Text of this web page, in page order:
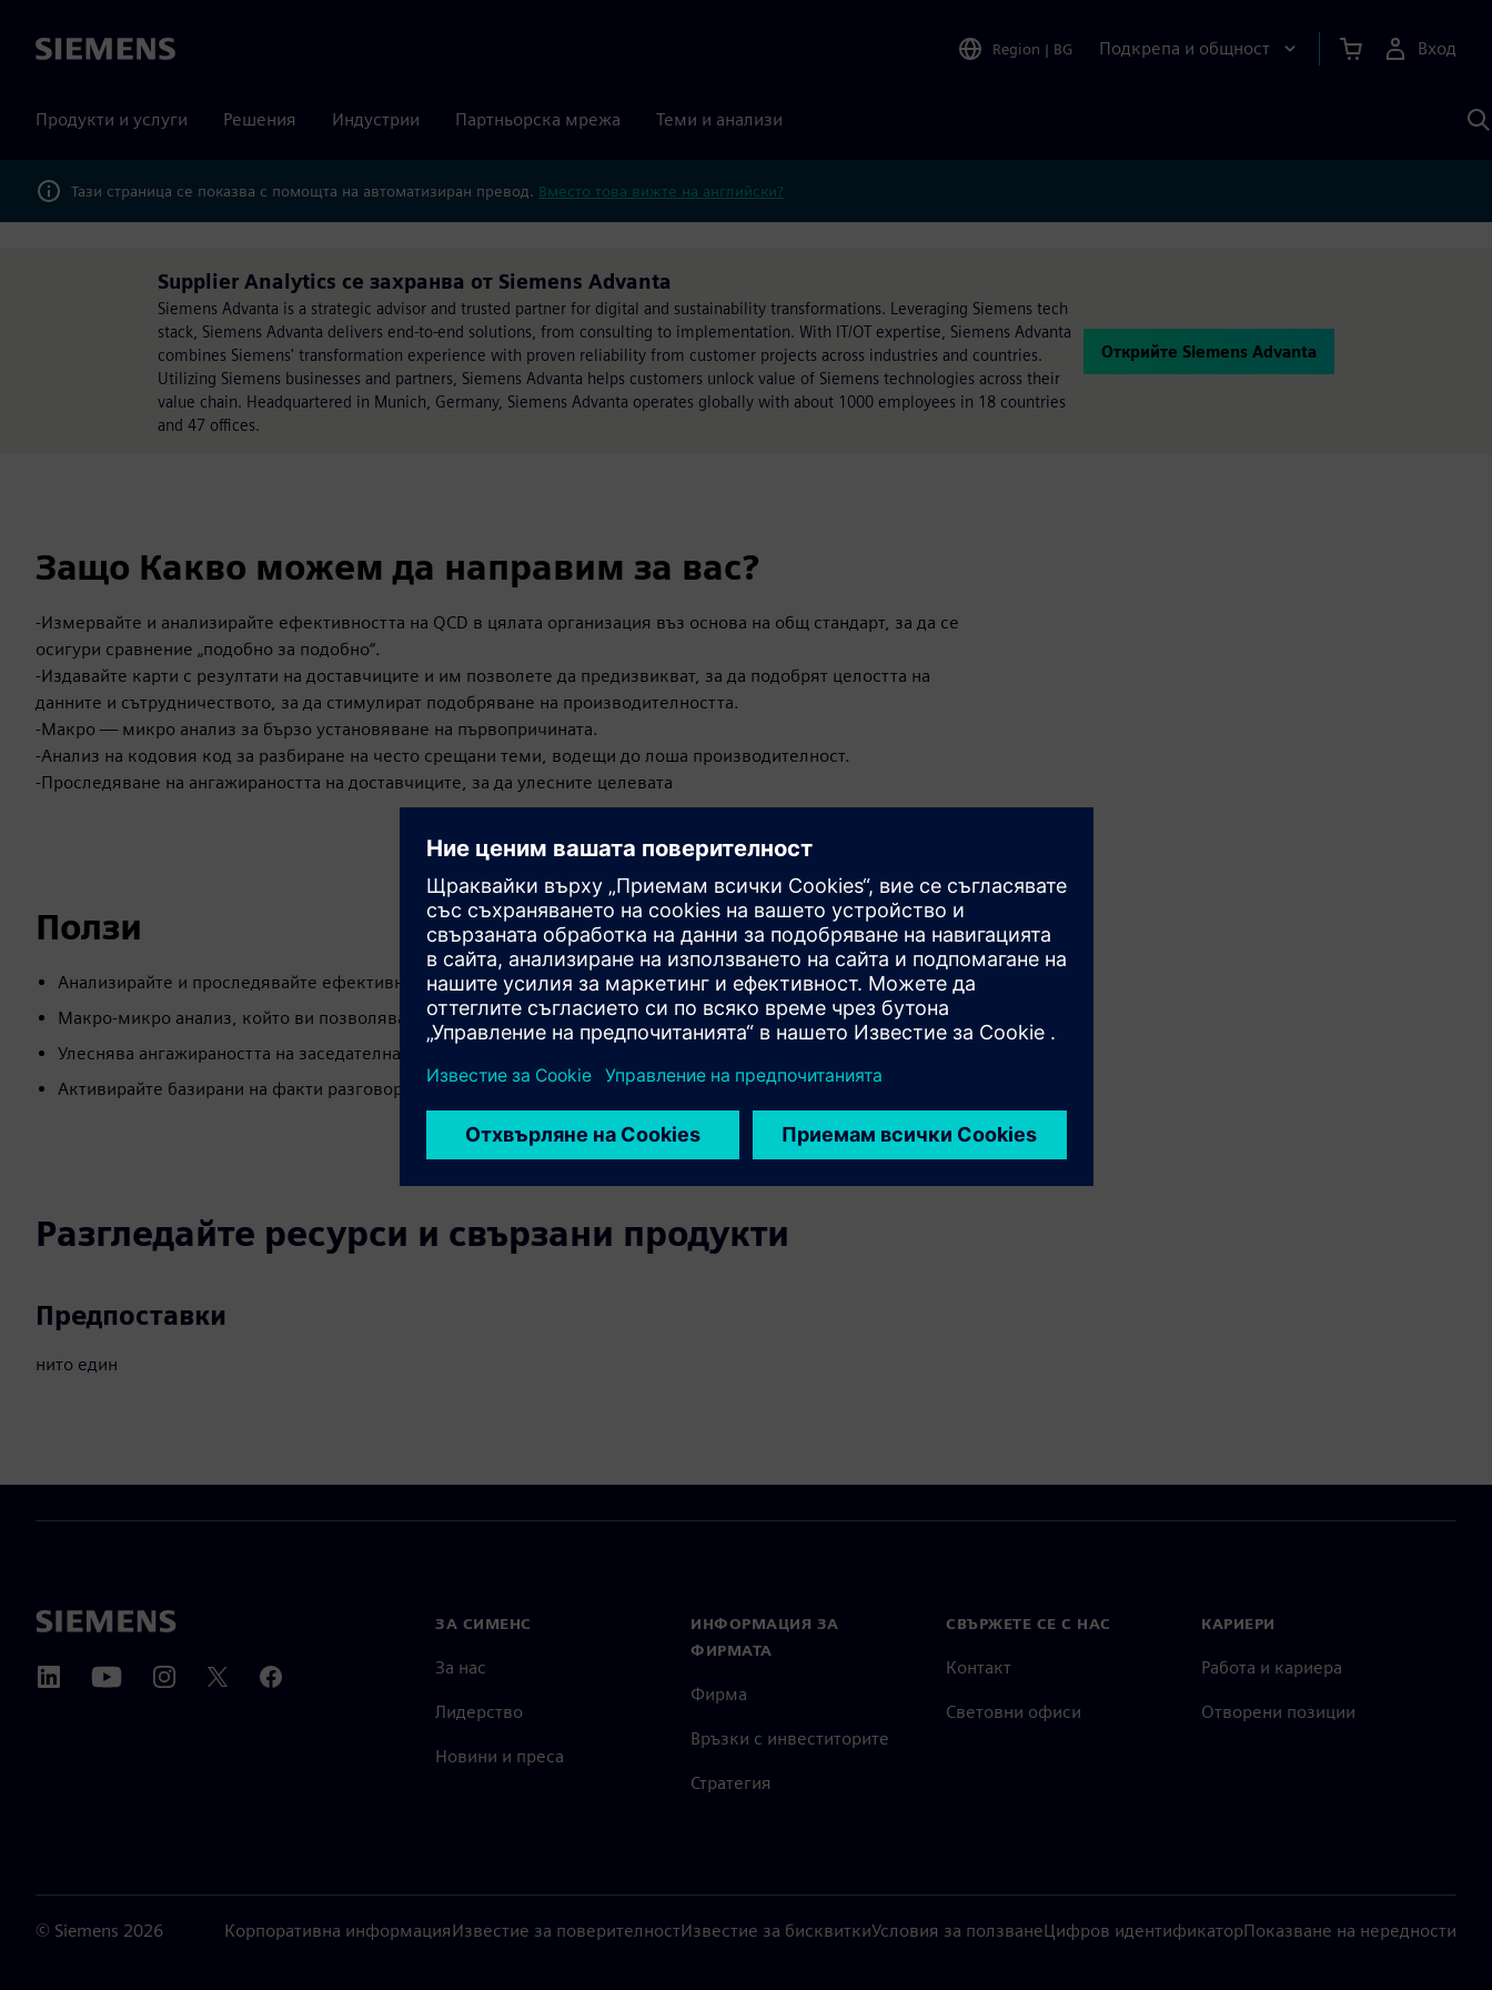
Siemens Region | BG Подкрепа и общност Вход
Продукти и услуги Решения Индустрии Партньорска мрежа Теми и анализи
с
Тази страница се показва с помощта на автоматизиран превод. Вместо това вижте на английски?
Supplier Analytics се захранва от Siemens Advanta
Siemens Advanta is a strategic advisor and trusted partner for digital and sustainability transformations. Leveraging Siemens tech
stack, Siemens Advanta delivers end-to-end solutions, from consulting to implementation. With IT/OT expertise, Siemens Advanta
combines Siemens' transformation experience with proven reliability from customer projects across industries and countries.
Utilizing Siemens businesses and partners, Siemens Advanta helps customers unlock value of Siemens technologies across their
value chain. Headquartered in Munich, Germany, Siemens Advanta operates globally with about 1000 employees in 18 countries
and 47 offices.
Открийте Siemens Advanta
Защо Какво можем да направим за вас?
-Измервайте и анализирайте ефективността на QCD в цялата организация въз основа на общ стандарт, за да се
осигури сравнение „подобно за подобно“.
-Издавайте карти с резултати на доставчиците и им позволете да предизвикват, за да подобрят целостта на
данните и сътрудничеството, за да стимулират подобряване на производителността.
-Макро — микро анализ за бързо установяване на първопричината.
-Анализ на кодовия код за разбиране на често срещани теми, водещи до лоша производителност.
-Проследяване на ангажираността на доставчиците, за да улесните целевата
Ползи
Анализирайте и проследявайте ефективността на QCD в целия бизнес.
Макро-микро анализ, който ви позволява да стигнете до основната причина.
Улеснява ангажираността на заседателната зала и приноса към стратегическата посока.
Активирайте базирани на факти разговори с доставчици по области за подобрение.
Разгледайте ресурси и свързани продукти
Предпоставки
нито един
ЗА СИМЕНС
За нас
Лидерство
Новини и преса
ИНФОРМАЦИЯ ЗА
ФИРМАТА
Фирма
Връзки с инвеститорите
Стратегия
СВЪРЖЕТЕ СЕ С НАС
Контакт
Световни офиси
КАРИЕРИ
Работа и кариера
Отворени позиции
© Siemens 2026 Корпоративна информацияИзвестие за поверителностИзвестие за бисквиткиУсловия за ползванеЦифров идентификаторПоказване на нередности